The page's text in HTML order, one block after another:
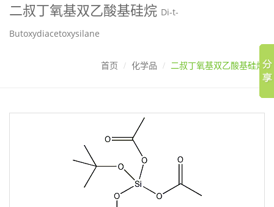
二叔丁氧基双乙酸基硅烷 Di-t-
Butoxydiacetoxysilane
首页 化学品 二叔丁氧基双乙酸基硅烷